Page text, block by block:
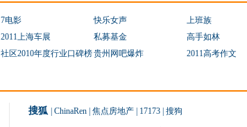
7电影 快乐女声 上班族
2011上海车展 私募基金 高手如林
社区2010年度行业口碑榜贵州网吧爆炸 2011高考作文
搜狐 ChinaRen 焦点房地产 17173 搜狗